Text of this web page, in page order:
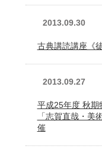
2013.09.30
古典講読講座《
2013.09.27
平成25年度 秋期
「志賀直哉・美
催